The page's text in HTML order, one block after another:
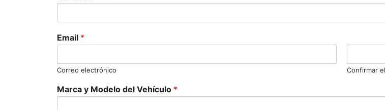
Email *
Correo electrónico Confirmar
Marca y Modelo del Vehículo *